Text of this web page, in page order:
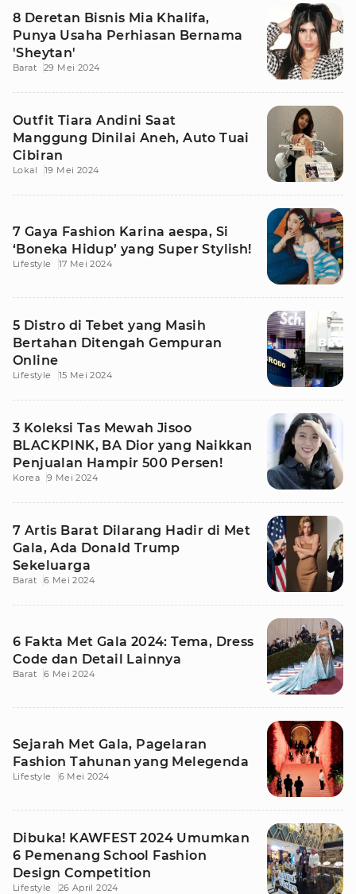
8 Deretan Bisnis Mia Khalifa,
Punya Usaha Perhiasan Bernama
'Sheytan'
Barat 29 Mei 2024
Outfit Tiara Andini Saat
Manggung Dinilai Aneh, Auto Tuai
Cibiran
Lokal 19 Mei 2024
7 Gaya Fashion Karina aespa, Si
‘Boneka Hidup’ yang Super Stylish!
Lifestyle 17 Mei 2024
5 Distro di Tebet yang Masih
Bertahan Ditengah Gempuran
Online
Lifestyle 15 Mei 2024
3 Koleksi Tas Mewah Jisoo
BLACKPINK, BA Dior yang Naikkan
Penjualan Hampir 500 Persen!
Korea 9 Mei 2024
7 Artis Barat Dilarang Hadir di Met
Gala, Ada Donald Trump
Sekeluarga
Barat 6 Mei 2024
6 Fakta Met Gala 2024: Tema, Dress
Code dan Detail Lainnya
Barat 6 Mei 2024
Sejarah Met Gala, Pagelaran
Fashion Tahunan yang Melegenda
Lifestyle 6 Mei 2024
Dibuka! KAWFEST 2024 Umumkan
6 Pemenang School Fashion
Design Competition
Lifestyle 26 April 2024